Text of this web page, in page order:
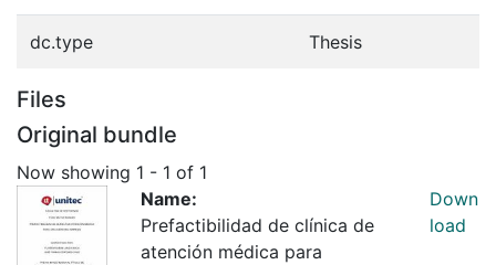
dc.type Thesis
Files
Original bundle
Now showing 1 - 1 of 1
Name:
Prefactibilidad de clínica de
atención médica para
Down
load